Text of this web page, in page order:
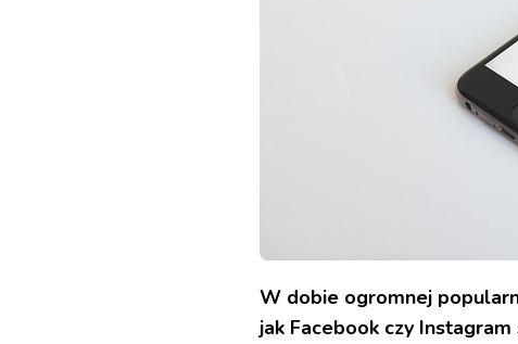
W dobie ogromnej
jak Facebook czy